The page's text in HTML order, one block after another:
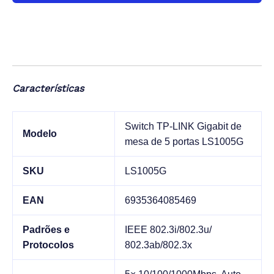
para redes em dormitórios escolares, vigilância,
Características
Modelo
Switch TP-LINK Gigabit de
mesa de 5 portas LS1005G
SKU LS1005G
EAN 6935364085469
Padrões e
Protocolos
IEEE 802.3i/802.3u/
802.3ab/802.3x